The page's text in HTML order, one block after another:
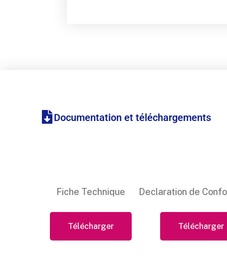
Documentation et téléchargements
Fiche Technique
Télécharger
Declaration de
Télécharger